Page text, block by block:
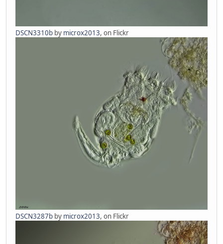
DSCN3310b by microx2013, on Flickr
DSCN3287b by microx2013, on Flickr